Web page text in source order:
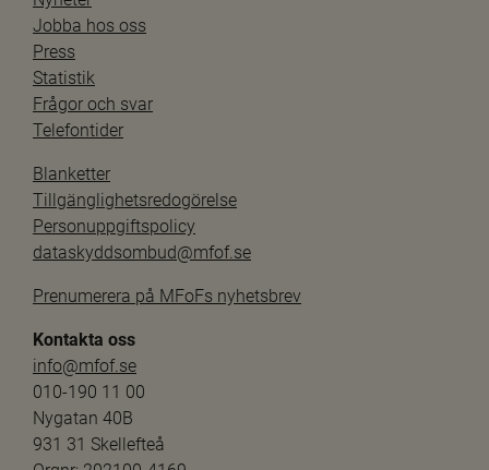
Jobba hos oss
Press
Statistik
Frågor och svar
Telefontider
Blanketter
Tillgänglighetsredogörelse
Personuppgiftspolicy
dataskyddsombud@mfof.se
Prenumerera på MFoFs nyhetsbrev
Kontakta oss
info@mfof.se
010-190 11 00
Nygatan 40B
931 31 Skellefteå